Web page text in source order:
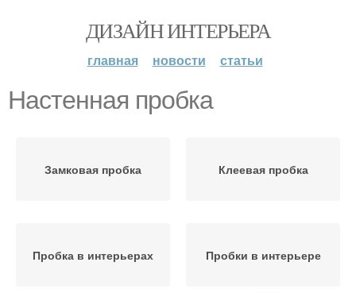
ДИЗАЙН ИНТЕРЬЕРА
главная новости статьи
Настенная пробка
Замковая пробка Клеевая пробка
Пробка в интерьерах Пробки в интерьере